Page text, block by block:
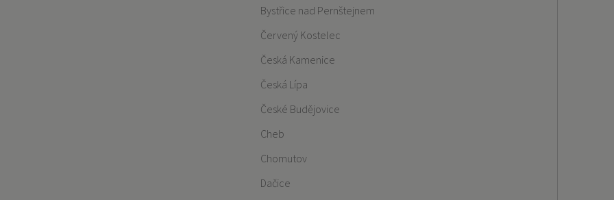
Bystřice nad Pernštejnem
Červený Kostelec
Česká Kamenice
Česká Lípa
České Budějovice
Cheb
Chomutov
Dačice